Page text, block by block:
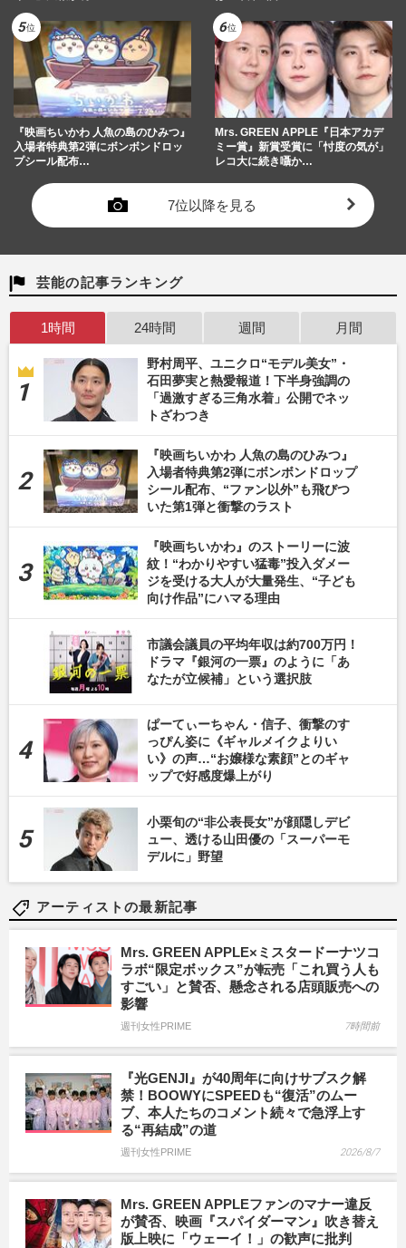
『映画ちいかわ 人魚の島のひみつ』
入場者特典第2弾にボンボンドロッ
プシール配布…
Mrs. GREEN APPLE『日本アカデ
ミー賞』新賞受賞に「忖度の気が」
レコ大に続き囁か…
7位以降を見る
芸能の記事ランキング
1時間 24時間 週間 月間
野村周平、ユニクロ“モデル美女”・
石田夢実と熱愛報道！下半身強調の
「過激すぎる三角水着」公開でネッ
トざわつき
『映画ちいかわ 人魚の島のひみつ』
入場者特典第2弾にボンボンドロップ
シール配布、“ファン以外”も飛びつ
いた第1弾と衝撃のラスト
『映画ちいかわ』のストーリーに波
紋！“わかりやすい猛毒”投入ダメー
ジを受ける大人が大量発生、“子ども
向け作品”にハマる理由
市議会議員の平均年収は約700万円！
ドラマ『銀河の一票』のように「あ
なたが立候補」という選択肢
ぱーてぃーちゃん・信子、衝撃のす
っぴん姿に《ギャルメイクよりい
い》の声…“お嬢様な素顔”とのギャ
ップで好感度爆上がり
小栗旬の“非公表長女”が顔隠しデビ
ュー、透ける山田優の「スーパーモ
デルに」野望
アーティストの最新記事
Mrs. GREEN APPLE×ミスタードーナツコ
ラボ“限定ボックス”が転売「これ買う人も
すごい」と賛否、懸念される店頭販売への
影響
週刊女性PRIME 7時間前
『光GENJI』が40周年に向けサブスク解
禁！BOOWYにSPEEDも“復活”のムー
ブ、本人たちのコメント続々で急浮上す
る“再結成”の道
週刊女性PRIME 2026/8/7
Mrs. GREEN APPLEファンのマナー違反
が賛否、映画『スパイダーマン』吹き替え
版上映に「ウェーイ！」の歓声に批判